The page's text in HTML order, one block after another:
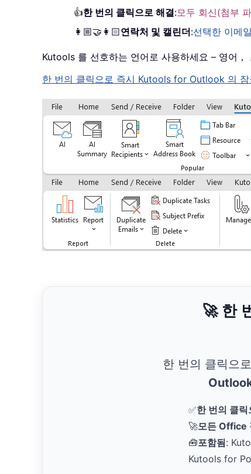
👍한 번의 클릭으로 해결:모두 회신(첨부
👩🏼‍🤝‍👩🏻연락처 및 캘린더:선택한 이메
Kutools 를 선호하는 언어로 사용하세요 – 영어
한 번의 클릭으로 즉시 Kutools for Outlook 의 잠
🚀 한
한 번의 클릭으로
✅한 번의 클
🚀모든 Office
🧰포함됨:
Kutools for